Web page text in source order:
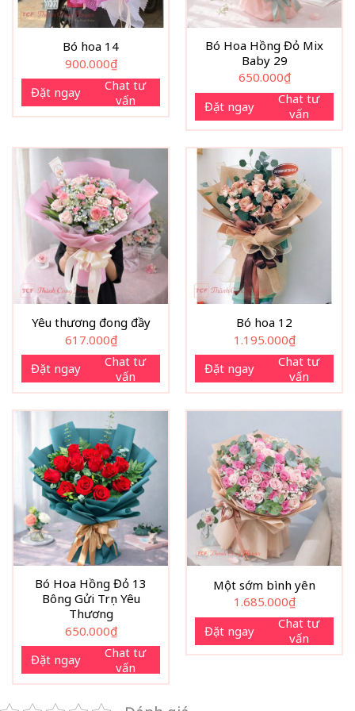
Bó hoa 14
900.000₫
Đặt ngay
Chat tư
vấn
Bó Hoa Hồng Đỏ Mix
Baby 29
650.000₫
Đặt ngay
Chat tư
vấn
Yêu thương đong đầy
617.000₫
Đặt ngay
Chat tư
vấn
Bó hoa 12
1.195.000₫
Đặt ngay
Chat tư
vấn
Bó Hoa Hồng Đỏ 13
Bông Gửi Trọn Yêu
Thương
650.000₫
Đặt ngay
Chat tư
vấn
Một sớm bình yên
1.685.000₫
Đặt ngay
Chat tư
vấn